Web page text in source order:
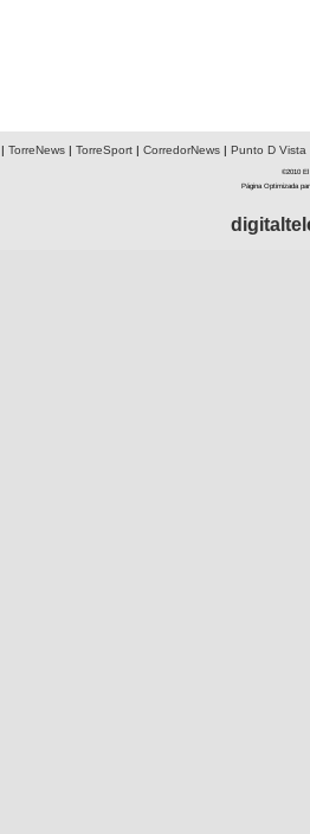
| TorreNews| TorreSport| CorredorNews| Punto D Vista
©2010 El
Página Optimizada